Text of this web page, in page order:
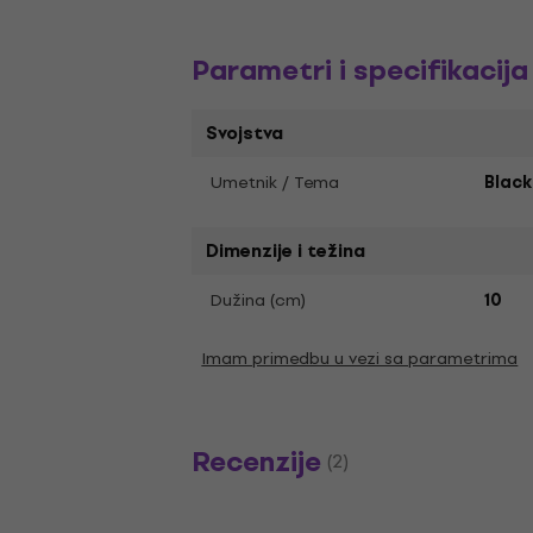
Parametri i specifikacija
Svojstva
Umetnik / Tema
Dimenzije i težina
Dužina (cm) 10
Imam primedbu u vezi sa parametrima
Recenzije (2)